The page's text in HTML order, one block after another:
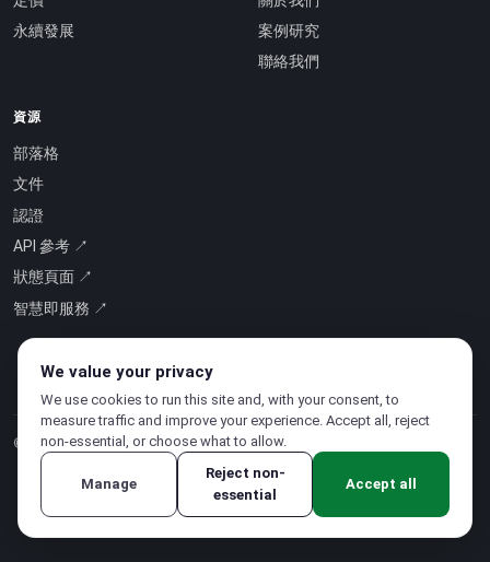
永續發展
案例研究
聯絡我們
資源
部落格
文件
認證
API 參考 ↗
狀態頁面 ↗
智慧即服務 ↗
© 2026 CloudSigma Holding AG.版權所有.
隱私權政策·服務條款
We value your privacy
We use cookies to run this site and, with your consent, to
measure traffic and improve your experience. Accept all, reject
non-essential, or choose what to allow.
Manage
Reject non-
essential
Accept all